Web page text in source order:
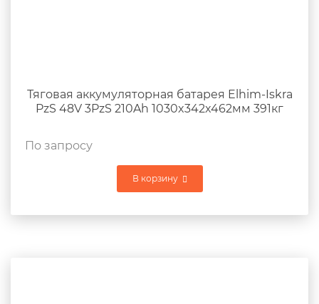
Тяговая аккумуляторная батарея Elhim-Iskra
PzS 48V 3PzS 210Ah 1030x342x462мм 391кг
По запросу
В корзину